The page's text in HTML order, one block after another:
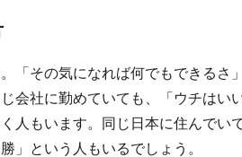
「その気になれば何でもできるさ
会社に勤めていても、「ウチはい
人もいます。同じ日本に住んでいて
」という人もいるでしょう。